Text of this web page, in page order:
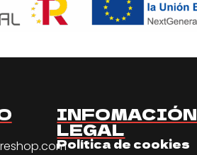
INFOMACIÓN
LEGAL
Política de cookies